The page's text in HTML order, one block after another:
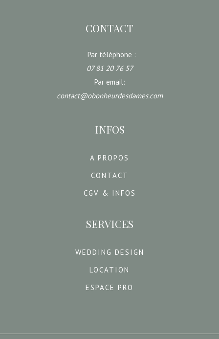
CONTACT
Par téléphone :
07 81 20 76 57
Par email:
contact@obonheurdesdames.com
INFOS
A PROPOS
CONTACT
CGV & INFOS
SERVICES
WEDDING DESIGN
LOCATION
ESPACE PRO